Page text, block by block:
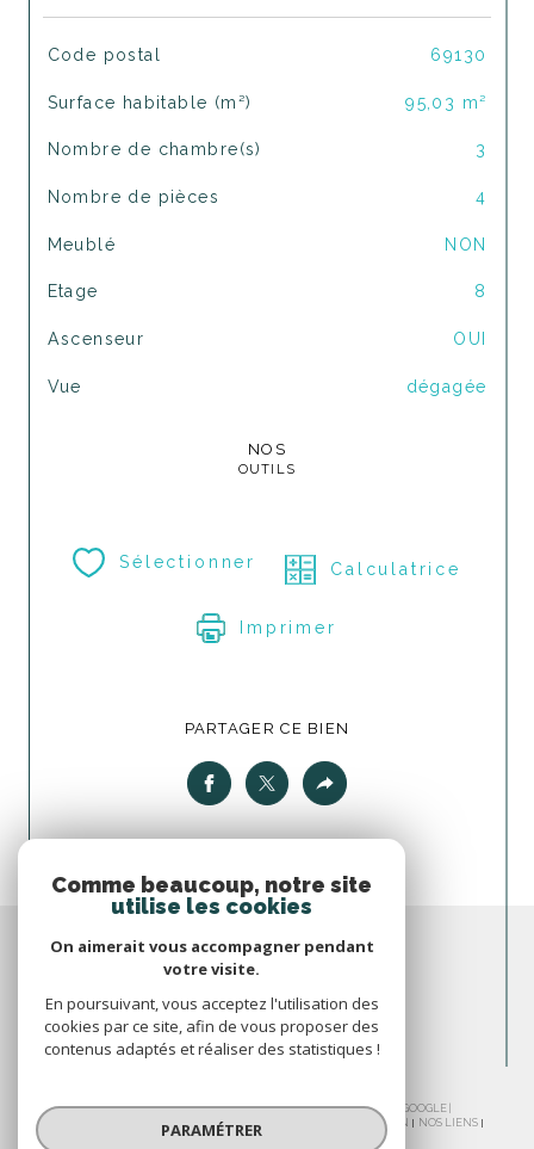
TRAD_SIROCCO_Caracteristique
Code postal 69130
Surface habitable (m²) 95,03 m²
Nombre de chambre(s) 3
Nombre de pièces 4
Meublé NON
Etage 8
Ascenseur OUI
Vue dégagée
NOS
OUTILS
Sélectionner Calculatrice
Imprimer
PARTAGER CE BIEN
© 2026 | TOUS DROITS RÉSERVÉS | TRADUCTION POWERED BY GOOGLE |
PLAN DU SITE MENTIONS LÉGALES ADMIN
NOS LIENS
POLITIQUE RGPD
Comme beaucoup, notre site
utilise les cookies
On aimerait vous accompagner pendant
votre visite.
En poursuivant, vous acceptez l'utilisation des
cookies par ce site, afin de vous proposer des
contenus adaptés et réaliser des statistiques !
PARAMÉTRER